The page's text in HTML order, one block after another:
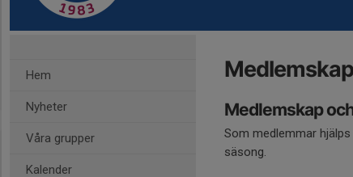
Hem
Nyheter
Våra grupper
Kalender
Medlemskap
Som medlemmar
säsong.